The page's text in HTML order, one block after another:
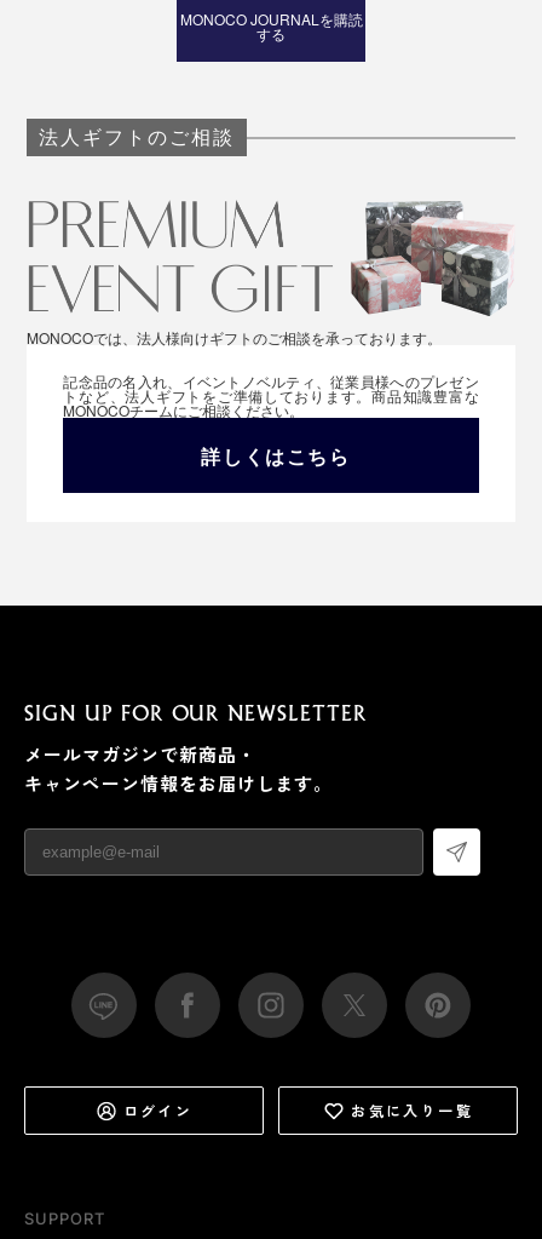
MONOCO JOURNALを購読
する
法人ギフトのご相談
MONOCOでは、法人様向けギフトのご相談を承っております。
記念品の名入れ、イベントノベルティ、従業員様へのプレゼン
トなど、法人ギフトをご準備しております。商品知識豊富な
MONOCOチームにご相談ください。
詳しくはこちら
SUPPORT
SIGN UP FOR OUR NEWSLETTER
メールマガジンで新商品・
キャンペーン情報をお届けします。
ログイン お気に入り一覧